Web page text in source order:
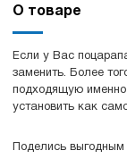
О товаре
Если у Вас
заменить. Более
подходящую
установить как
Поделись